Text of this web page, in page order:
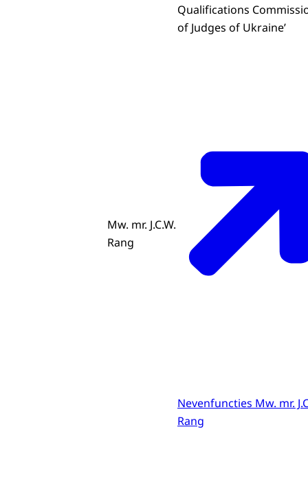
Qualifications
of Judges of Ukraine’
Mw. mr. J.C.W.
Rang
Nevenfuncties Mw. mr.
Rang